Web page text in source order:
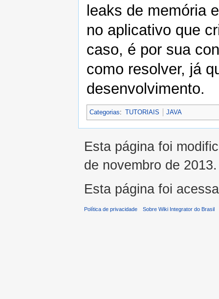
leaks de memória
no aplicativo que
caso, é por sua
como resolver, já
desenvolvimento.
Categorias: TUTORIAIS JAVA
Esta página foi
de novembro de 2013.
Esta página foi
Política de privacidade Sobre Wiki Integrator do Brasil